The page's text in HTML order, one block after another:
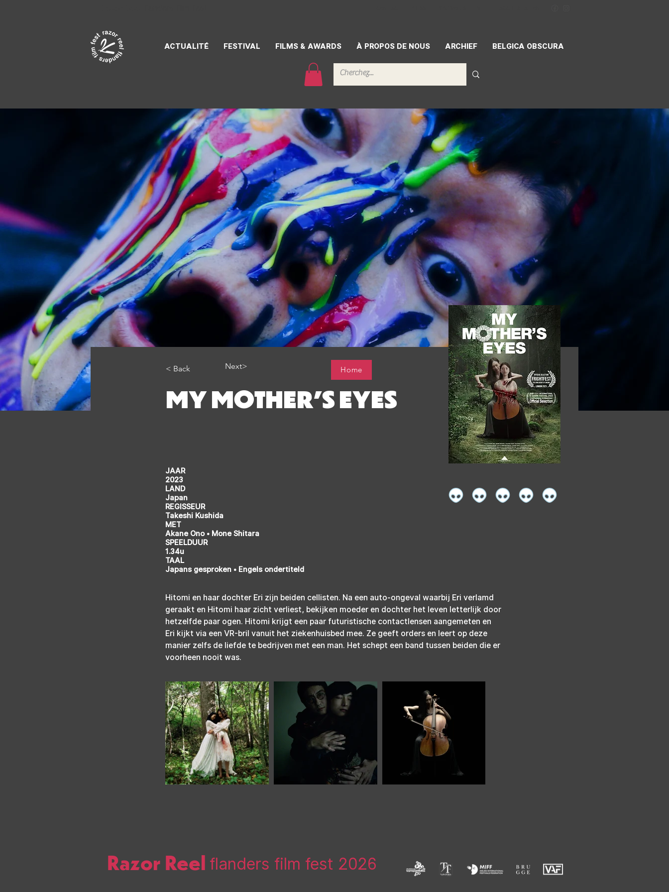
ACTUALITÉ FESTIVAL FILMS & AWARDS À PROPOS DE NOUS ARCHIEF BELGICA OBSCURA
< Back Next> Home
MY MOTHER'S EYES
JAAR
2023
LAND
Japan
REGISSEUR
Takeshi Kushida
MET
Akane Ono • Mone Shitara
SPEELDUUR
1.34u
TAAL
Japans gesproken • Engels ondertiteld
Hitomi en haar dochter Eri zijn beiden cellisten. Na een auto-ongeval waarbij Eri verlamd
geraakt en Hitomi haar zicht verliest, bekijken moeder en dochter het leven letterlijk door
hetzelfde paar ogen. Hitomi krijgt een paar futuristische contactlensen aangemeten en
Eri kijkt via een VR-bril vanuit het ziekenhuisbed mee. Ze geeft orders en leert op deze
manier zelfs de liefde te bedrijven met een man. Het schept een band tussen beiden die er
voorheen nooit was.
Previous
Razor Reel flanders film fest 2026